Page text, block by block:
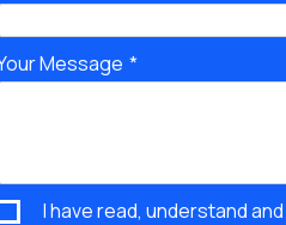
Message
I have read, understand